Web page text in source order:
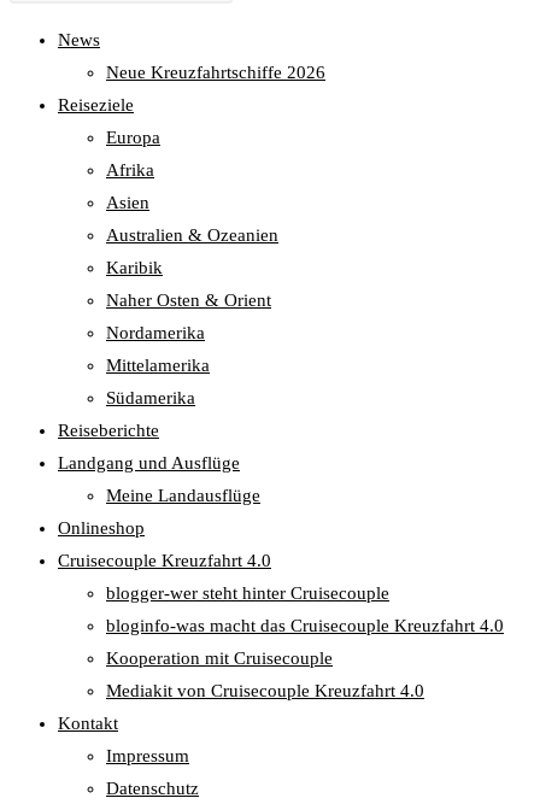
News
Neue Kreuzfahrtschiffe 2026
Reiseziele
Europa
Afrika
Asien
Australien & Ozeanien
Karibik
Naher Osten & Orient
Nordamerika
Mittelamerika
Südamerika
Reiseberichte
Landgang und Ausflüge
Meine Landausflüge
Onlineshop
Cruisecouple Kreuzfahrt 4.0
blogger-wer steht hinter Cruisecouple
bloginfo-was macht das Cruisecouple Kreuzfahrt 4.0
Kooperation mit Cruisecouple
Mediakit von Cruisecouple Kreuzfahrt 4.0
Kontakt
Impressum
Datenschutz